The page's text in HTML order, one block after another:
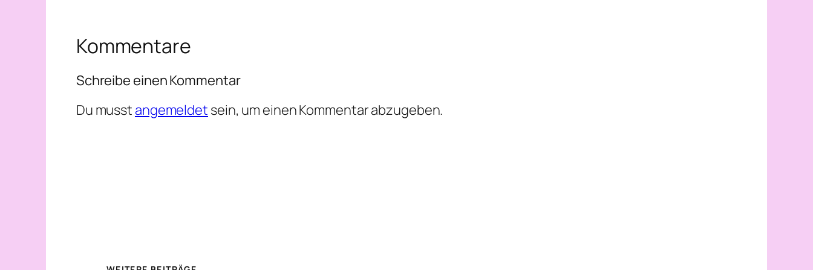
Kommentare
Schreibe einen Kommentar
Du musst angemeldet sein, um einen Kommentar abzugeben.